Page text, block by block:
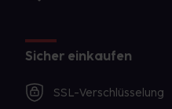
Sicher einkaufen
SSL-Verschlüsselung